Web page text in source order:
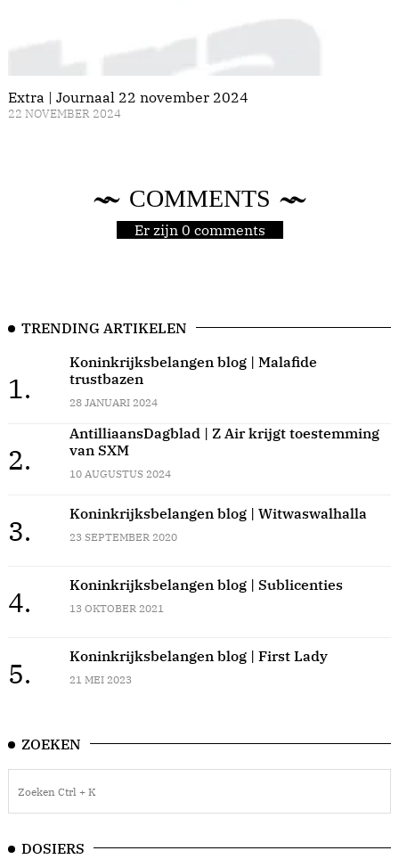
Extra | Journaal 22 november 2024
22 NOVEMBER 2024
COMMENTS
Er zijn 0 comments
TRENDING ARTIKELEN
1.
Koninkrijksbelangen blog | Malafide
trustbazen
28 JANUARI 2024
2.
AntilliaansDagblad | Z Air krijgt toestemming
van SXM
10 AUGUSTUS 2024
3.
Koninkrijksbelangen blog | Witwaswalhalla
23 SEPTEMBER 2020
4.
Koninkrijksbelangen blog | Sublicenties
13 OKTOBER 2021
5.
Koninkrijksbelangen blog | First Lady
21 MEI 2023
ZOEKEN
DOSIERS